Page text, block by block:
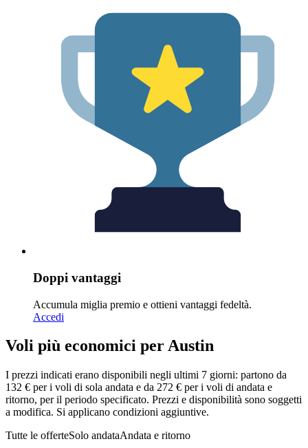
Doppi vantaggi
Accumula miglia premio e ottieni vantaggi fedeltà.
Accedi
Voli più economici per Austin
I prezzi indicati erano disponibili negli ultimi 7 giorni: partono da
132 € per i voli di sola andata e da 272 € per i voli di andata e
ritorno, per il periodo specificato. Prezzi e disponibilità sono soggetti
a modifica. Si applicano condizioni aggiuntive.
Tutte le offerteSolo andataAndata e ritorno